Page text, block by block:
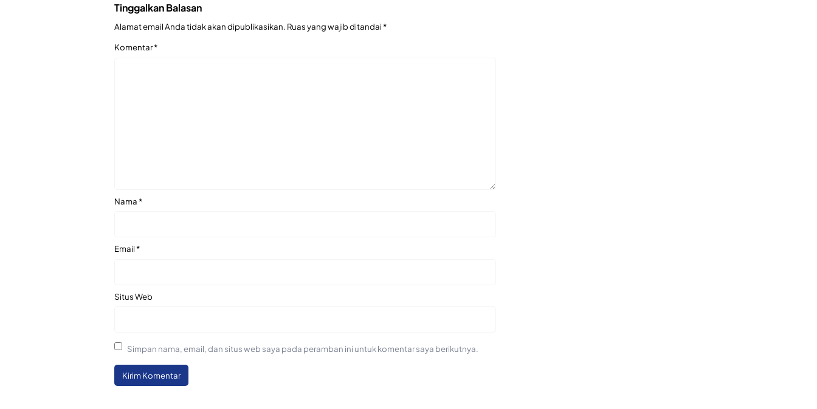
Tinggalkan Balasan
Alamat email Anda tidak akan dipublikasikan. Ruas yang wajib ditandai*
Komentar*
Nama*
Email*
Situs Web
Simpan nama, email, dan situs web saya pada peramban ini untuk komentar saya berikutnya.